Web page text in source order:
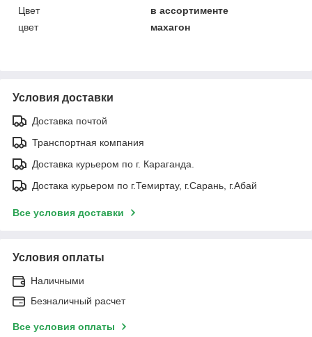
Цвет
в ассортименте
цвет
махагон
Условия доставки
Доставка почтой
Транспортная компания
Доставка курьером по г. Караганда.
Достака курьером по г.Темиртау, г.Сарань, г.Абай
Все условия доставки
Условия оплаты
Наличными
Безналичный расчет
Все условия оплаты